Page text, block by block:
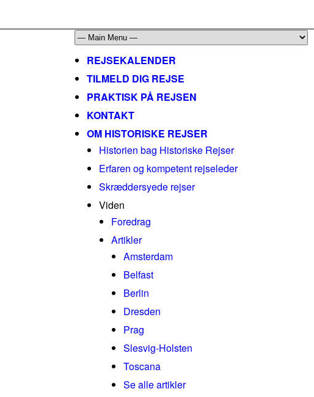
REJSEKALENDER
TILMELD DIG REJSE
PRAKTISK PÅ REJSEN
KONTAKT
OM HISTORISKE REJSER
Historien bag Historiske Rejser
Erfaren og kompetent rejseleder
Skræddersyede rejser
Viden
Foredrag
Artikler
Amsterdam
Belfast
Berlin
Dresden
Prag
Slesvig-Holsten
Toscana
Se alle artikler